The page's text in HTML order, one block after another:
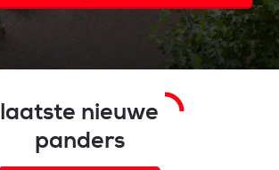
laatste nieuwe
panders